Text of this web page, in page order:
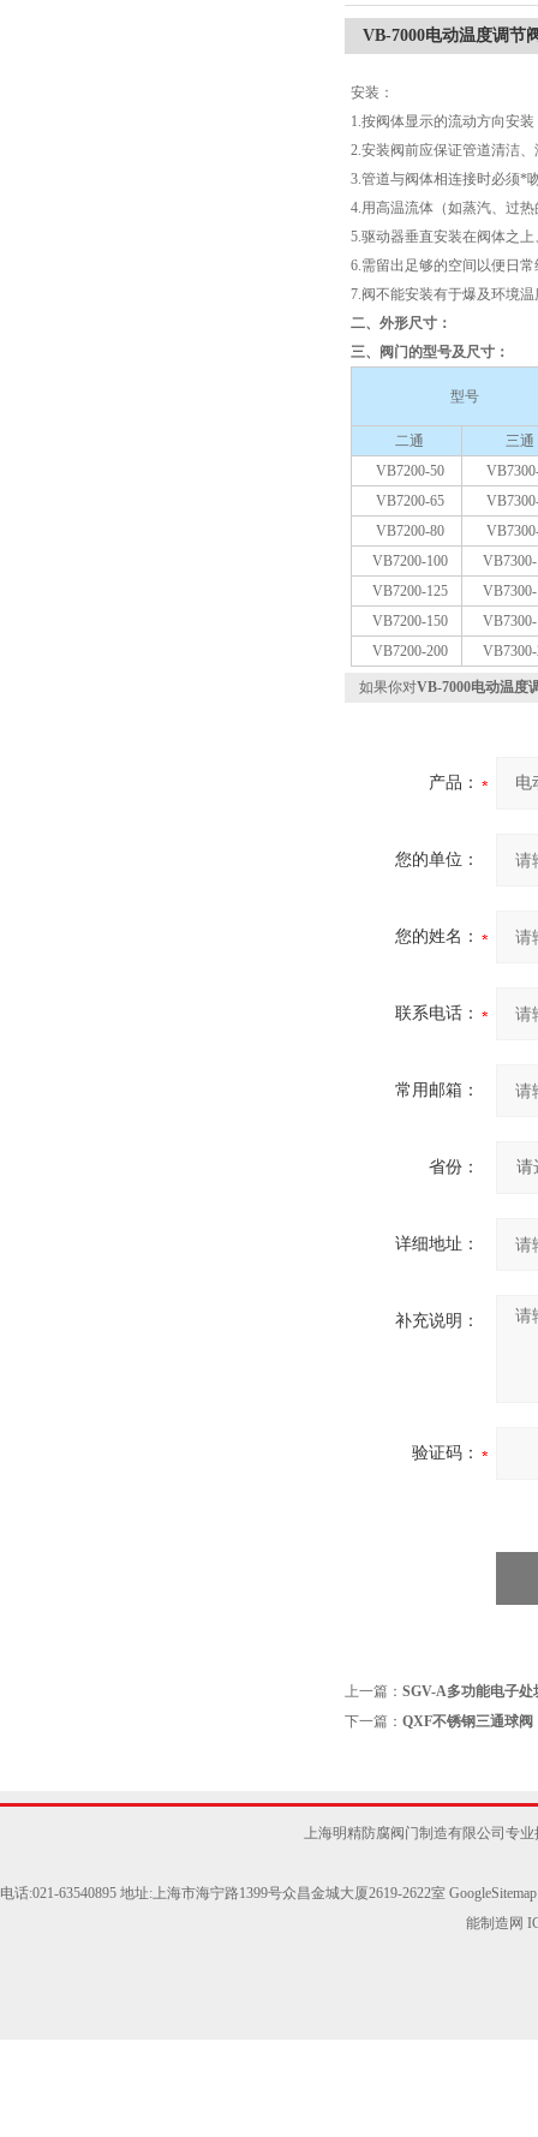
VB-7000电动温度调节
安装：
1.按阀体显示的流动方向安装
2.安装阀前应保证管道清洁
3.管道与阀体相连接时必须*
4.用高温流体（如蒸汽、过
5.驱动器垂直安装在阀体之
6.需留出足够的空间以便日
7.阀不能安装有于爆及环境
二、外形尺寸：
三、阀门的型号及尺寸：
型号
二通
三通
VB7200-50
VB7200-65
VB7200-80
VB7200-100
VB7200-125
VB7200-150
VB7200-200
如果你对VB-7000电动温度
产品：
您的单位：
您的姓名：
联系电话：
常用邮箱：
省份：
详细地址：
补充说明：
验证码：
上一篇： SGV-A多功能电子处
下一篇： QXF不锈钢三通球阀
上海明精防腐阀门制造有限公司专
电话:021-63540895 地址:上海市海宁路1399号众昌金城大厦2619-2622室 GoogleSitemap
能制造网